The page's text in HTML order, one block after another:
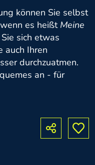
können Sie selbst
es heißt Meine
sich etwas
auch Ihren
durchzuatmen.
an - für